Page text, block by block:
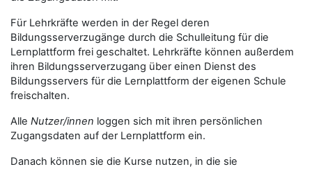
Für Lehrkräfte werden in der Regel deren
Bildungsserverzugänge durch die Schulleitung für die
Lernplattform frei geschaltet. Lehrkräfte können außerdem
ihren Bildungsserverzugang über einen Dienst des
Bildungsservers für die Lernplattform der eigenen Schule
freischalten.
Alle Nutzer/innen loggen sich mit ihren persönlichen
Zugangsdaten auf der Lernplattform ein.
Danach können sie die Kurse nutzen, in die sie